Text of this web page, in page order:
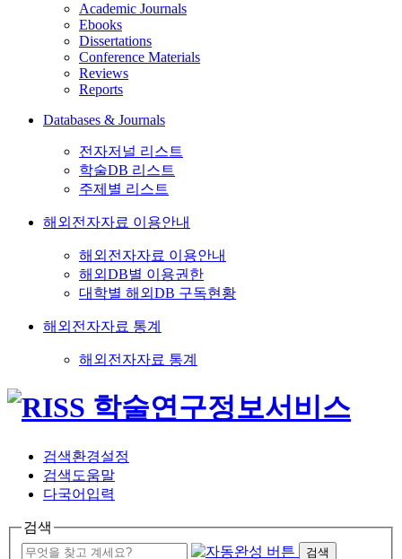
Academic Journals
Ebooks
Dissertations
Conference Materials
Reviews
Reports
Databases & Journals
전자저널 리스트
학술DB 리스트
주제별 리스트
해외전자자료 이용안내
해외전자자료 이용안내
해외DB별 이용권한
대학별 해외DB 구독현황
해외전자자료 통계
해외전자자료 통계
검색환경설정
검색도움말
다국어입력
검색
검색